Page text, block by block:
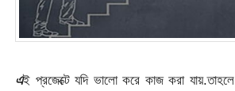
এই প্রজেক্টে যদি ভালো করে কাজ করা